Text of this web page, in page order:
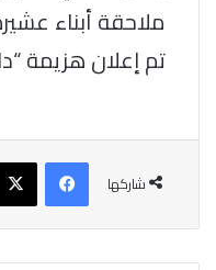
ملاحقة أبناء
تم إعلان هزيمة
شاركها